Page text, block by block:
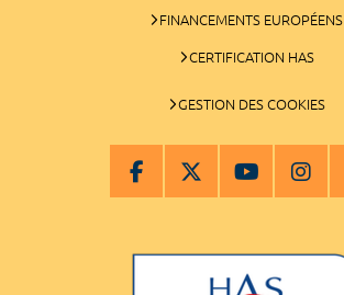
FINANCEMENTS EUROPÉENS
CERTIFICATION HAS
GESTION DES COOKIES